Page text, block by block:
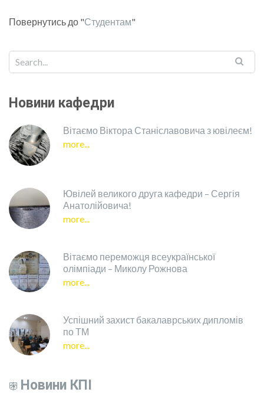
Повернутись до "Студентам"
Новини кафедри
Вітаємо Віктора Станіславовича з ювілеєм!
more...
Ювілей великого друга кафедри – Сергія
Анатолійовича!
more...
Вітаємо переможця всеукраїнської
олімпіади – Миколу Рожнова
more...
Успішний захист бакалаврських дипломів
по ТМ
more...
Новини КПІ